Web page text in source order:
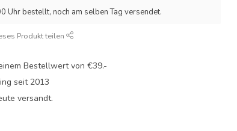
Uhr bestellt, noch am selben Tag versendet.
Produkt teilen
Bestellwert von €39.-
seit 2013
versandt.